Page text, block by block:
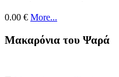
0.00 € More...
Μακαρόνια του Ψαρά